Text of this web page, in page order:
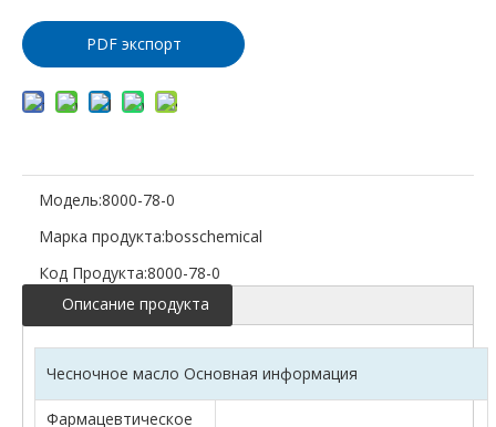
PDF экспорт
Модель:8000-78-0
Марка продукта:bosschemical
Код Продукта:8000-78-0
Описание продукта
Чесночное масло Основная информация
Фармацевтическое